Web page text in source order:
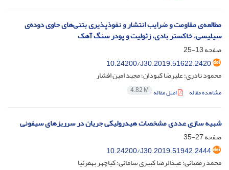
مطالعه‌ی مقاومت و ضرایب انتشار و نفوذپذیری بتنی‌های حاوی دوده‌ی
سیلیسی، خاکستر بادی، زئولیت و پودر سنگ آهک
صفحه13-25
10.24200/J30.2019.51622.2420
محمود نادری؛ علیرضا کبودان؛ مجید امین افشار
مشاهده مقاله اصل مقاله 4.82 M
شبیه سازی عددی مشخصات هیدرولیکی جریان در سرریزهای سیفونی
صفحه27-35
10.24200/J30.2019.51942.2444
محمد رمضانی؛ عبدالرضا کبیری سامانی؛ کیاچهر بهفرنیا